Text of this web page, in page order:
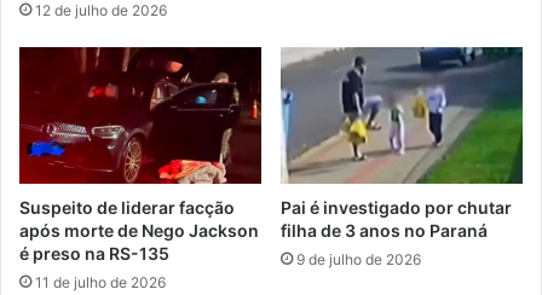
12 de julho de 2026
Suspeito de liderar facção
após morte de Nego Jackson
é preso na RS-135
11 de julho de 2026
Pai é investigado por chutar
filha de 3 anos no Paraná
9 de julho de 2026